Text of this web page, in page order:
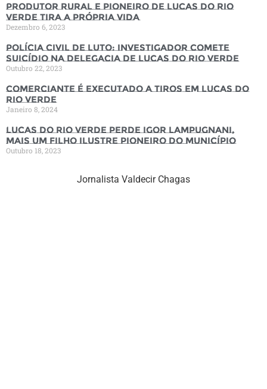
Produtor rural e pioneiro de Lucas do Rio
Verde tira a própria vida
Dezembro 6, 2023
Polícia Civil de luto: Investigador comete
suicídio na Delegacia de Lucas do Rio Verde
Outubro 22, 2023
Comerciante é executado a tiros em Lucas do
Rio Verde
Janeiro 8, 2024
Lucas do Rio Verde perde Igor Lampugnani,
mais um filho ilustre pioneiro do município
Outubro 18, 2023
Jornalista Valdecir Chagas